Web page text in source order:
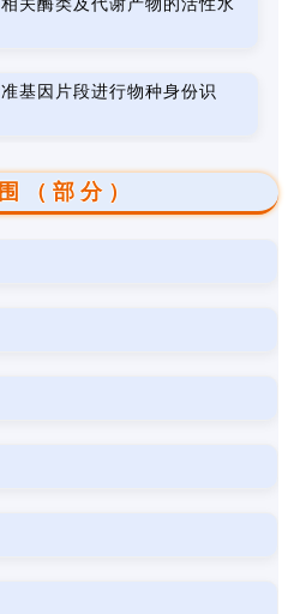
关酶类及代谢产物的活性水
基因片段进行物种身份识
（部分）